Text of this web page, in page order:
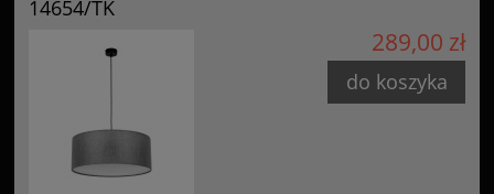
14654/TK
289,00 zł
do koszyka